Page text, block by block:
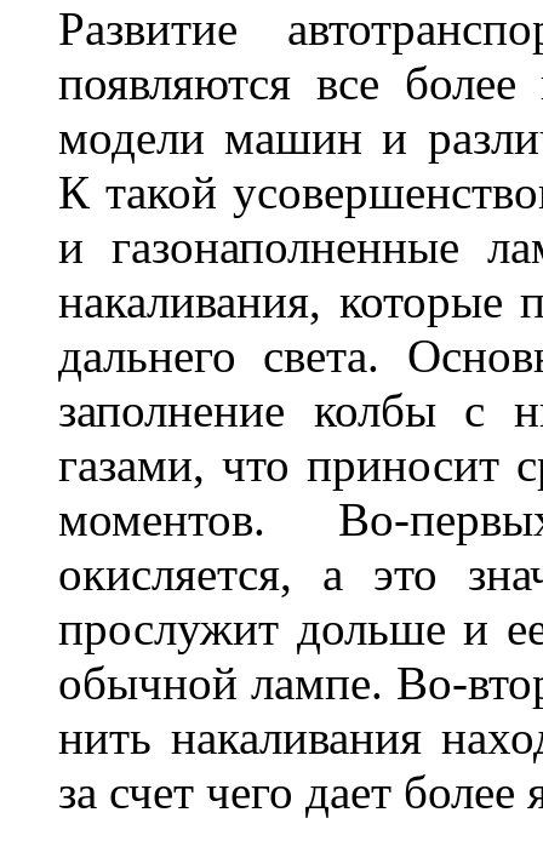
Развитие
появляются все
модели машин и
К такой
и газонаполненные
накаливания,
дальнего света.
заполнение колбы с
газами, что приносит
моментов. Во-
окисляется, а это
прослужит дольше и
обычной лампе. Во-
нить накаливания
за счет чего дает